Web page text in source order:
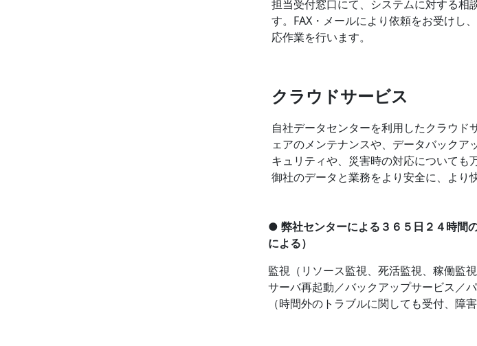
担当受付窓口にて、システムに対する相
す。FAX・メールにより依頼をお受けし
応作業を行います。
クラウドサービス
自社データセンターを利用したクラウド
ェアのメンテナンスや、データバックア
キュリティや、災害時の対応についても
御社のデータと業務をより安全に、より
● 弊社センターによる３６５日２４時間
による）
監視（リソース監視、死活監視、稼働監
サーバ再起動／バックアップサービス／
（時間外のトラブルに関しても受付、障